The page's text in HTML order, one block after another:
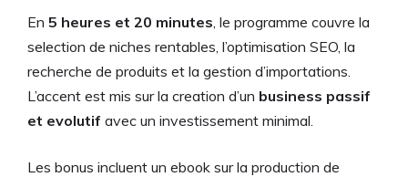
En 5 heures et 20 minutes , le programme couvre la
selection de niches rentables, l’optimisation SEO, la
recherche de produits et la gestion d’importations.
L’accent est mis sur la creation d’un business passif
et evolutif avec un investissement minimal.
Les bonus incluent un ebook sur la production de